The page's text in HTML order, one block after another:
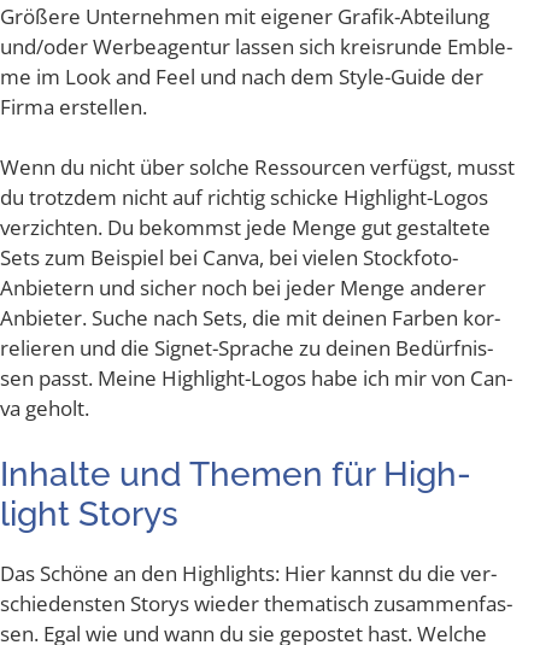
Grö­ße­re Unter­neh­men mit eige­ner Gra­fik-Abtei­lung
und/​oder Wer­be­agen­tur las­sen sich kreis­run­de Emble­
me im Look and Feel und nach dem Style-Gui­de der
Fir­ma erstellen.
Wenn du nicht über sol­che Res­sour­cen ver­fügst, musst
du trotz­dem nicht auf rich­tig schi­cke High­light-Logos
ver­zich­ten. Du bekommst jede Men­ge gut gestal­te­te
Sets zum Bei­spiel bei Can­va, bei vie­len Stock­fo­to-
Anbie­tern und sicher noch bei jeder Men­ge ande­rer
Anbie­ter. Suche nach Sets, die mit dei­nen Far­ben kor­
re­lie­ren und die Signet-Spra­che zu dei­nen Bedürf­nis­
sen passt. Mei­ne High­light-Logos habe ich mir von Can­
va geholt.
Inhal­te und The­men für High­
light Storys
Das Schö­ne an den High­lights: Hier kannst du die ver­
schie­dens­ten Sto­rys wie­der the­ma­tisch zusam­men­fas­
sen. Egal wie und wann du sie gepos­tet hast. Wel­che